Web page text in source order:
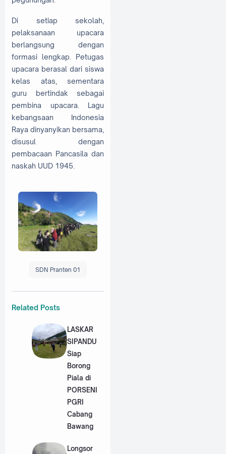
Di setiap sekolah,
pelaksanaan upacara
berlangsung dengan
formasi lengkap. Petugas
upacara berasal dari siswa
kelas atas, sementara
guru bertindak sebagai
pembina upacara. Lagu
kebangsaan Indonesia
Raya dinyanyikan bersama,
disusul dengan
pembacaan Pancasila dan
naskah UUD 1945.
SDN Pranten 01
Related Posts
LASKAR
SIPANDU
Siap
Borong
Piala di
PORSENI
PGRI
Cabang
Bawang
Longsor